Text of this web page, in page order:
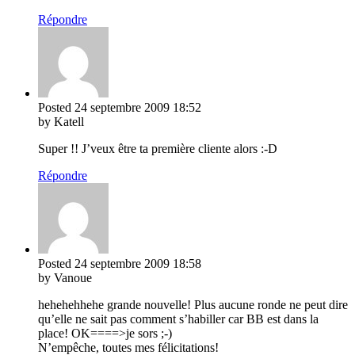
Répondre
Posted 24 septembre 2009 18:52
by Katell
Super !! J’veux être ta première cliente alors :-D
Répondre
Posted 24 septembre 2009 18:58
by Vanoue
hehehehhehe grande nouvelle! Plus aucune ronde ne peut dire
qu’elle ne sait pas comment s’habiller car BB est dans la
place! OK====>je sors ;-)
N’empêche, toutes mes félicitations!